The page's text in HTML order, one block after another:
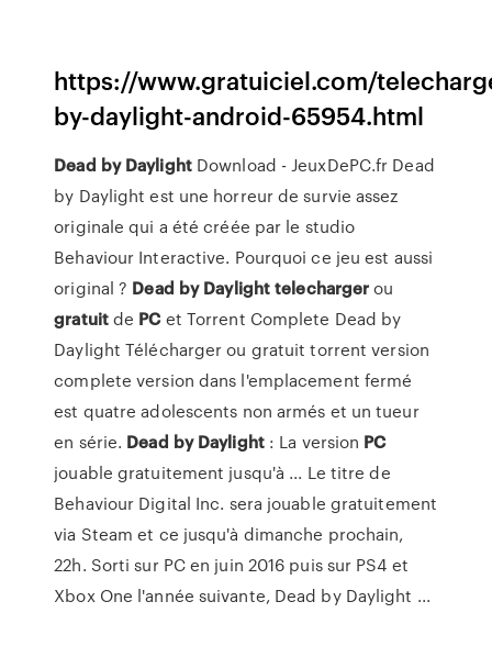
https://www.gratuiciel.com/
by-daylight-android-65954.html
Dead by DaylightDownload - JeuxDePC.fr Dead
by Daylight est une horreur de survie assez
originale qui a été créée par le studio
Behaviour Interactive. Pourquoi ce jeu est aussi
original ? Dead by Daylighttelechargerou
gratuitde PCet Torrent Complete Dead by
Daylight Télécharger ou gratuit torrent version
complete version dans l'emplacement fermé
est quatre adolescents non armés et un tueur
en série. Dead by Daylight: La version PC
jouable gratuitement jusqu'à ... Le titre de
Behaviour Digital Inc. sera jouable gratuitement
via Steam et ce jusqu'à dimanche prochain,
22h. Sorti sur PC en juin 2016 puis sur PS4 et
Xbox One l'année suivante, Dead by Daylight ...